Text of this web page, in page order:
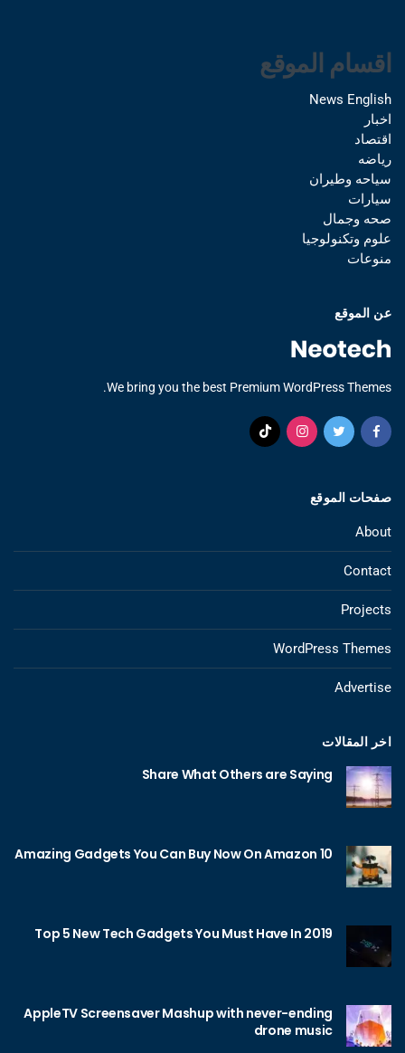
اقسام الموقع
News English
اخبار
اقتصاد
رياضه
سياحه وطيران
سيارات
صحه وجمال
علوم وتكنولوجيا
منوعات
عن الموقع
We bring you the best Premium WordPress Themes.
صفحات الموقع
About
Contact
Projects
WordPress Themes
Advertise
اخر المقالات
Share What Others are Saying
10 Amazing Gadgets You Can Buy Now On Amazon
Top 5 New Tech Gadgets You Must Have In 2019
AppleTV Screensaver Mashup with never-ending
drone music